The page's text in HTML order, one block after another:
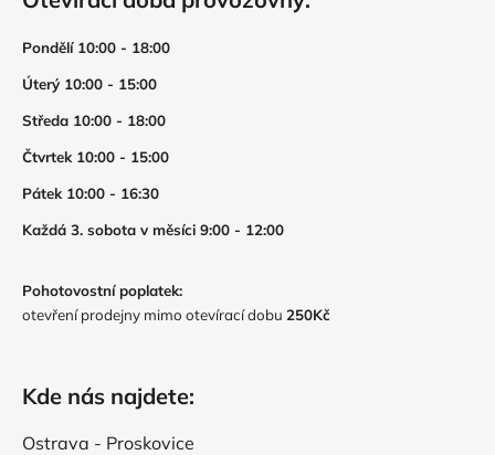
Pondělí 10:00 - 18:00
Úterý 10:00 - 15:00
Středa 10:00 - 18:00
Čtvrtek 10:00 - 15:00
Pátek 10:00 - 16:30
Každá 3. sobota v měsíci 9:00 - 12:00
Pohotovostní poplatek:
otevření prodejny mimo otevírací dobu 250Kč
Kde nás najdete:
Ostrava - Proskovice